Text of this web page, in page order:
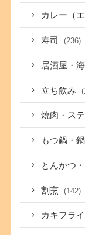
カレー（
寿司 (236)
居酒屋・
立ち飲み
焼肉・ス
もつ鍋・
とんかつ
割烹 (142)
カキフライ